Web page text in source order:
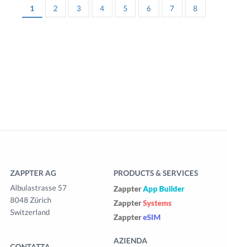
1 2 3 4 5 6 7 8
ZAPPTER AG
Albulastrasse 57
8048 Zürich
Switzerland
PRODUCTS & SERVICES
ZappterApp Builder
ZappterSystems
ZapptereSIM
AZIENDA